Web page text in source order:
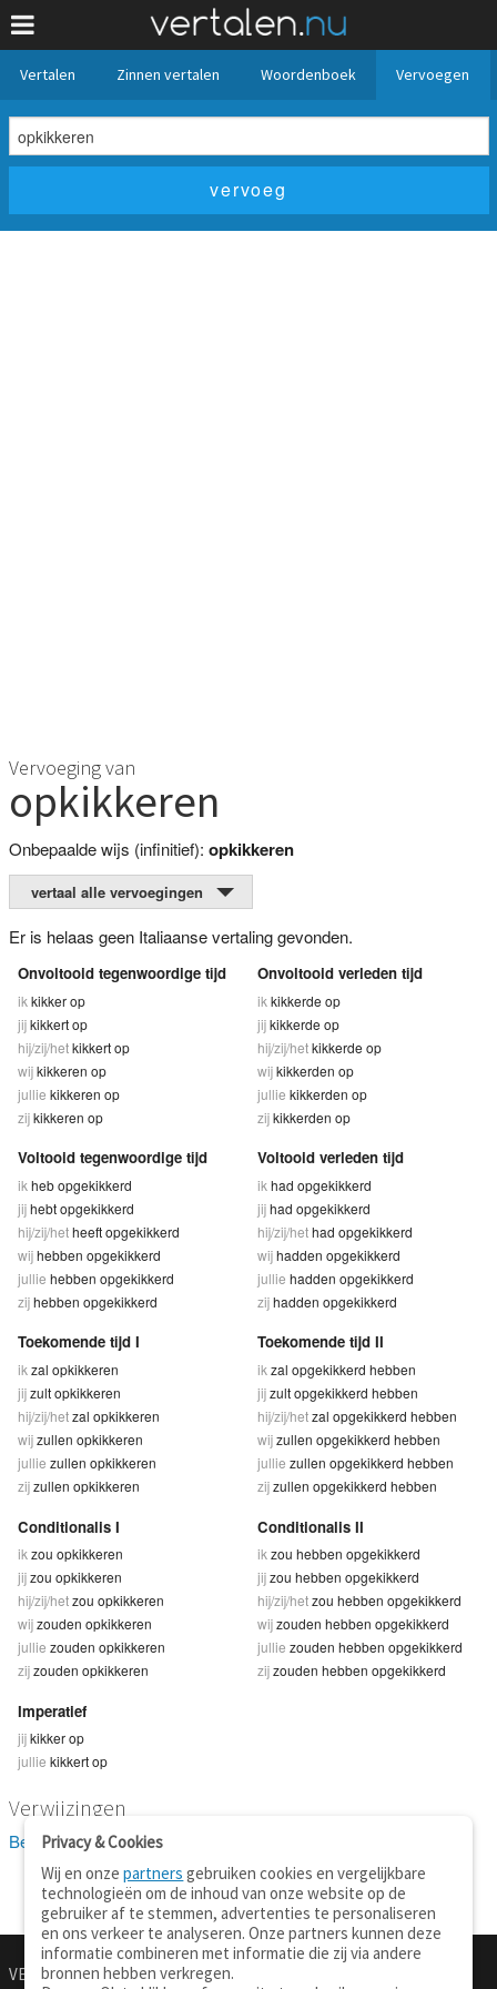
Vertalen Zinnen vertalen Woordenboek Vervoegen
Vervoeging van
opkikkeren
Onbepaalde wijs (infinitief): opkikkeren
vertaal alle vervoegingen
Er is helaas geen Italiaanse vertaling gevonden.
Onvoltooid tegenwoordige tijd
ik kikker op
jijkikkert op
hij/zij/hetkikkert op
wijkikkeren op
jullie kikkeren op
zijkikkeren op
Onvoltooid verleden tijd
ik kikkerde op
jijkikkerde op
hij/zij/hetkikkerde op
wijkikkerden op
jullie kikkerden op
zijkikkerden op
Voltooid tegenwoordige tijd
ik heb opgekikkerd
jijhebt opgekikkerd
hij/zij/hetheeft opgekikkerd
wijhebben opgekikkerd
jullie hebben opgekikkerd
zijhebben opgekikkerd
Voltooid verleden tijd
ik had opgekikkerd
jijhad opgekikkerd
hij/zij/hethad opgekikkerd
wijhadden opgekikkerd
jullie hadden opgekikkerd
zijhadden opgekikkerd
Toekomende tijd I
ik zal opkikkeren
jijzult opkikkeren
hij/zij/hetzal opkikkeren
wijzullen opkikkeren
jullie zullen opkikkeren
zijzullen opkikkeren
Toekomende tijd II
ik zal opgekikkerd hebben
jijzult opgekikkerd hebben
hij/zij/hetzal opgekikkerd hebben
wijzullen opgekikkerd hebben
jullie zullen opgekikkerd hebben
zijzullen opgekikkerd hebben
Conditionalis I
ik zou opkikkeren
jijzou opkikkeren
hij/zij/hetzou opkikkeren
wijzouden opkikkeren
jullie zouden opkikkeren
zijzouden opkikkeren
Conditionalis II
ik zou hebben opgekikkerd
jijzou hebben opgekikkerd
hij/zij/hetzou hebben opgekikkerd
wijzouden hebben opgekikkerd
jullie zouden hebben opgekikkerd
zijzouden hebben opgekikkerd
Imperatief
jijkikker op
jullie kikkert op
Verwijzingen
Bekijk 1 definitie(s) van opkikkeren
VERTALEN.NU
Privacy & Cookies
Wij en onzepartners gebruiken cookies en vergelijkbare
technologieën om de inhoud van onze website op de
gebruiker af te stemmen, advertenties te personaliseren
en ons verkeer te analyseren. Onze partners kunnen deze
informatie combineren met informatie die zij via andere
bronnen hebben verkregen.